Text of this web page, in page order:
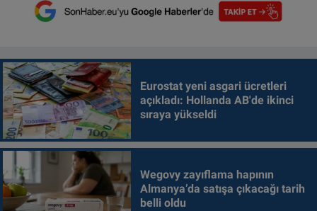
Eurostat yeni asgari ücretleri
açıkladı: Hollanda AB'de ikinci
sıraya yükseldi
Wegovy zayıflama hapının
Almanya’da satışa çıkacağı tarih
belli oldu